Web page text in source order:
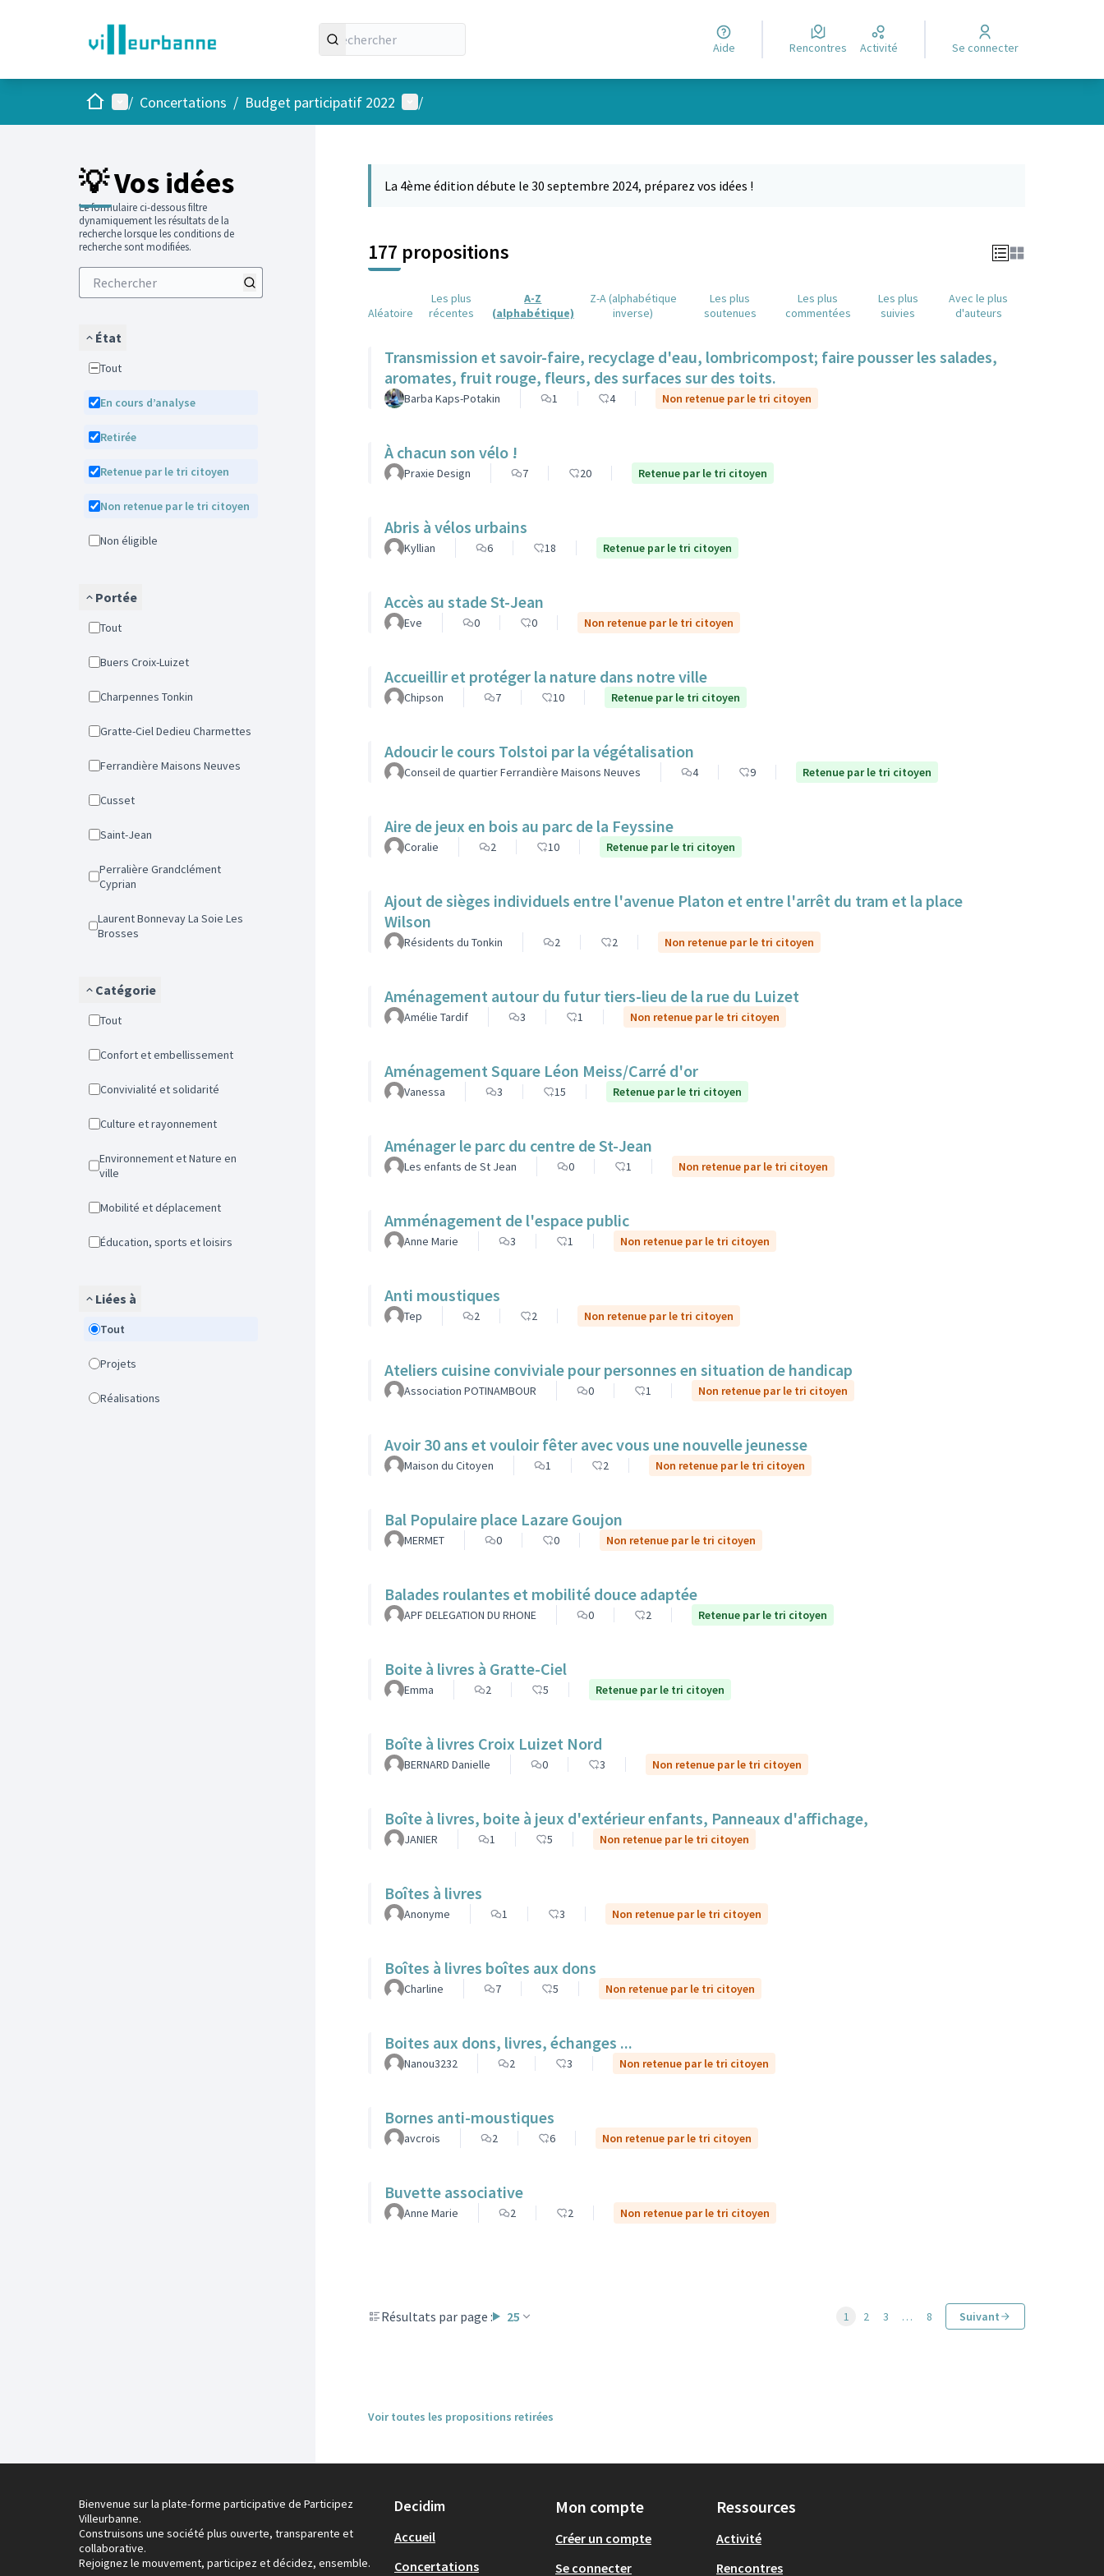
Aide Rencontres Activité Se connecter
AccueilMenu principal
/ Concertations / Budget participatif 2022 Menu utilisateur
/
💡 Vos idées
Le formulaire ci-dessous filtre
dynamiquement les résultats de la
recherche lorsque les conditions de
recherche sont modifiées.
État
Tout
En cours d’analyse
Retirée
Retenue par le tri citoyen
Non retenue par le tri citoyen
Non éligible
Portée
Tout
Buers Croix-Luizet
Charpennes Tonkin
Gratte-Ciel Dedieu Charmettes
Ferrandière Maisons Neuves
Cusset
Saint-Jean
Perralière Grandclément
Cyprian
Laurent Bonnevay La Soie Les
Brosses
Catégorie
Tout
Confort et embellissement
Convivialité et solidarité
Culture et rayonnement
Environnement et Nature en
ville
Mobilité et déplacement
Éducation, sports et loisirs
Liées à
Tout
Projets
Réalisations
La 4ème édition débute le 30 septembre 2024, préparez vos idées !
177 propositions
Aléatoire
Les plus
récentes
A-Z
(alphabétique)
Z-A (alphabétique
inverse)
Les plus
soutenues
Les plus
commentées
Les plus
suivies
Avec le plus
d'auteurs
Transmission et savoir-faire, recyclage d'eau, lombricompost; faire pousser les salades,
aromates, fruit rouge, fleurs, des surfaces sur des toits.
Barba Kaps-Potakin 1 4 Non retenue par le tri citoyen
À chacun son vélo !
Praxie Design 7 20 Retenue par le tri citoyen
Abris à vélos urbains
Kyllian 6 18 Retenue par le tri citoyen
Accès au stade St-Jean
Eve 0 0 Non retenue par le tri citoyen
Accueillir et protéger la nature dans notre ville
Chipson 7 10 Retenue par le tri citoyen
Adoucir le cours Tolstoi par la végétalisation
Conseil de quartier Ferrandière Maisons Neuves 4 9 Retenue par le tri citoyen
Aire de jeux en bois au parc de la Feyssine
Coralie 2 10 Retenue par le tri citoyen
Ajout de sièges individuels entre l'avenue Platon et entre l'arrêt du tram et la place
Wilson
Résidents du Tonkin 2 2 Non retenue par le tri citoyen
Aménagement autour du futur tiers-lieu de la rue du Luizet
Amélie Tardif 3 1 Non retenue par le tri citoyen
Aménagement Square Léon Meiss/Carré d'or
Vanessa 3 15 Retenue par le tri citoyen
Aménager le parc du centre de St-Jean
Les enfants de St Jean 0 1 Non retenue par le tri citoyen
Amménagement de l'espace public
Anne Marie 3 1 Non retenue par le tri citoyen
Anti moustiques
Tep 2 2 Non retenue par le tri citoyen
Ateliers cuisine conviviale pour personnes en situation de handicap
Association POTINAMBOUR 0 1 Non retenue par le tri citoyen
Avoir 30 ans et vouloir fêter avec vous une nouvelle jeunesse
Maison du Citoyen 1 2 Non retenue par le tri citoyen
Bal Populaire place Lazare Goujon
MERMET 0 0 Non retenue par le tri citoyen
Balades roulantes et mobilité douce adaptée
APF DELEGATION DU RHONE 0 2 Retenue par le tri citoyen
Boite à livres à Gratte-Ciel
Emma 2 5 Retenue par le tri citoyen
Boîte à livres Croix Luizet Nord
BERNARD Danielle 0 3 Non retenue par le tri citoyen
Boîte à livres, boite à jeux d'extérieur enfants, Panneaux d'affichage,
JANIER 1 5 Non retenue par le tri citoyen
Boîtes à livres
Anonyme 1 3 Non retenue par le tri citoyen
Boîtes à livres boîtes aux dons
Charline 7 5 Non retenue par le tri citoyen
Boites aux dons, livres, échanges ...
Nanou3232 2 3 Non retenue par le tri citoyen
Bornes anti-moustiques
avcrois 2 6 Non retenue par le tri citoyen
Buvette associative
Anne Marie 2 2 Non retenue par le tri citoyen
Résultats par page : 25 1 2 3 … 8 Suivant
Voir toutes les propositions retirées
Bienvenue sur la plate-forme participative de Participez
Villeurbanne.
Construisons une société plus ouverte, transparente et
collaborative.
Rejoignez le mouvement, participez et décidez, ensemble.
Decidim
Accueil
Concertations
Mon compte
Créer un compte
Se connecter
Ressources
Activité
Rencontres